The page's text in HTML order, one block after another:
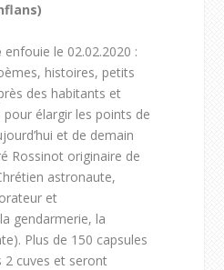
enfouie le 02.02.2020 :
histoires, petits
des habitants et
pour élargir les points de
et de demain
Rossinot originaire de
astronaute,
et
gendarmerie, la
Plus de 150 capsules
2 cuves et seront